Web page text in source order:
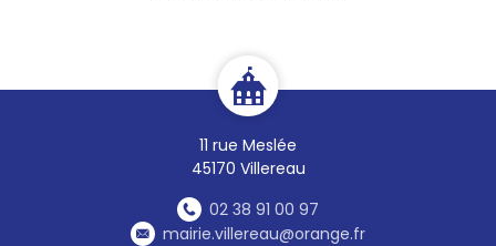
11 rue Meslée
45170 Villereau
02 38 91 00 97
mairie.villereau@orange.fr